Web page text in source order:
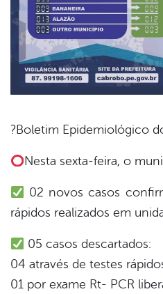
?Boletim Epidemiológico
Nesta sexta-feira, o
02 novos casos
rápidos realizados em
05 casos descartados:
04 através de testes
01 por exame Rt- PCR